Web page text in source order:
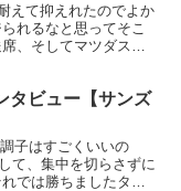
えて抑えれたのでよか
れるなと思ってそこ
、そしてマツダスタ
タビュー【サンズ
子はすごくいいの
て、集中を切らさずに
では勝ちましたタイ